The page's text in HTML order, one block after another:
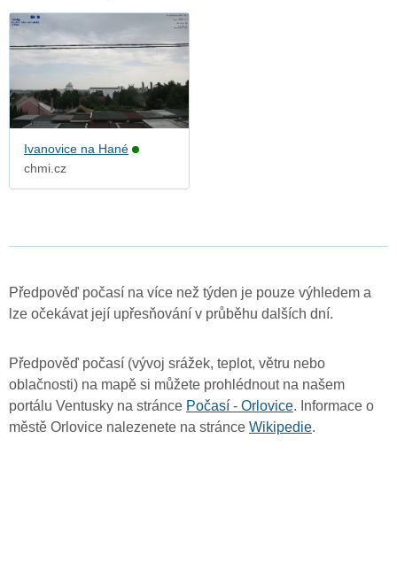
Ivanovice na Hané
chmi.cz
Předpověď počasí na více než týden je pouze výhledem a
lze očekávat její upřesňování v průběhu dalších dní.
Předpověď počasí (vývoj srážek, teplot, větru nebo
oblačnosti) na mapě si můžete prohlédnout na našem
portálu Ventusky na stránce Počasí - Orlovice. Informace o
městě Orlovice nalezenete na stránce Wikipedie.